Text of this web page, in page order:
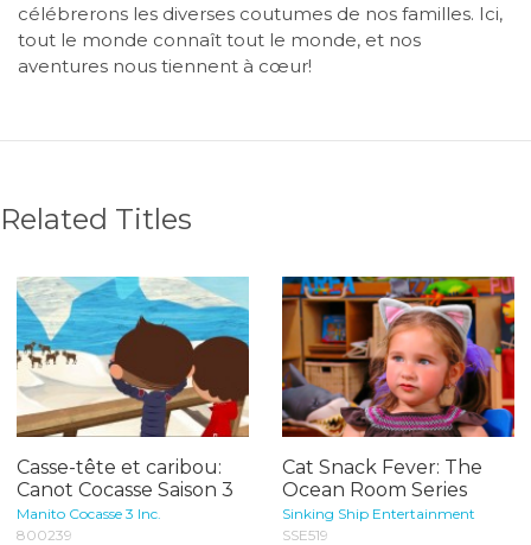
célébrerons les diverses coutumes de nos familles. Ici,
tout le monde connaît tout le monde, et nos
aventures nous tiennent à cœur!
Related Titles
Casse-tête et caribou:
Canot Cocasse Saison 3
Manito Cocasse 3 Inc.
800239
Cat Snack Fever: The
Ocean Room Series
Sinking Ship Entertainment
SSE519